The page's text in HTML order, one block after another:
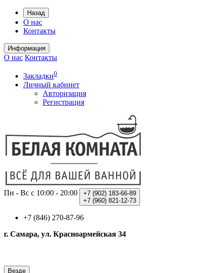
Назад
О нас
Контакты
Информация
О нас Контакты
Закладки0
Личный кабинет
Авторизация
Регистрация
Пн - Вс с 10:00 - 20:00 +7 (902) 183-66-89
+7 (960) 821-12-73
+7 (846) 270-87-96
г. Самара, ул. Красноармейская 34
Везде